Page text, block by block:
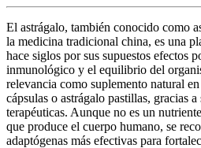
El astrágalo, también conocido como
la medicina tradicional china, es una
hace siglos por sus supuestos efectos
inmunológico y el equilibrio del
relevancia como suplemento natural
cápsulas o astrágalo pastillas, gracias
terapéuticas. Aunque no es un
que produce el cuerpo humano, se
adaptógenas más efectivas para